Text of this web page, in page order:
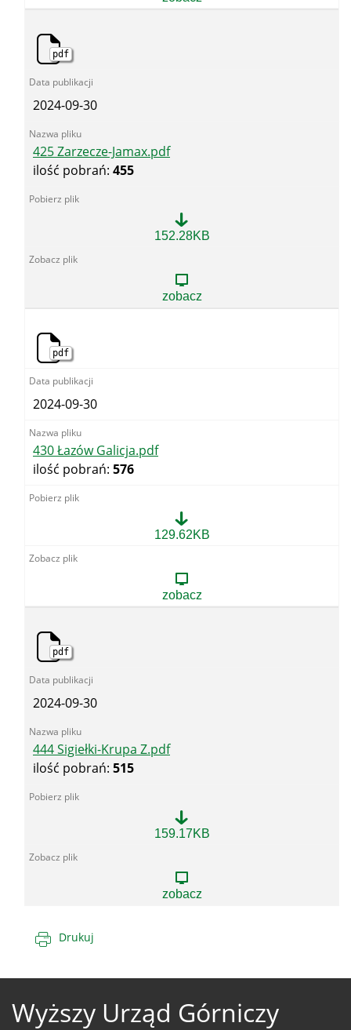
pdf
2024-09-30
425 Zarzecze-Jamax.pdf
ilość pobrań: 455
Jamax.pdf
152.28KB
zobacz
pdf
2024-09-30
430 Łazów Galicja.pdf
ilość pobrań: 576
Galicja.pdf
129.62KB
zobacz
pdf
2024-09-30
444 Sigiełki-Krupa Z.pdf
ilość pobrań: 515
Krupa
159.17KB
zobacz
Drukuj
Wyższy Urząd Górniczy